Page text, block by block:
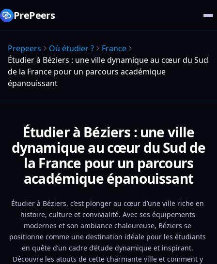
PrePeers
Prepeers Où étudier ?
France
Étudier à Béziers : une ville dynamique au cœur du Sud
de la France pour un parcours académique
épanouissant
Étudier à Béziers : une ville
dynamique au cœur du Sud de
la France pour un parcours
académique épanouissant
Étudier à Béziers, c’est plonger au cœur d’une ville riche en
histoire, culture et convivialité. Avec ses équipements
modernes et son ambiance chaleureuse, Béziers se
positionne comme une destination idéale pour les étudiants
en quête d’un cadre d’étude dynamique et inspirant.
Découvre les atouts de cette charmante ville et comment y